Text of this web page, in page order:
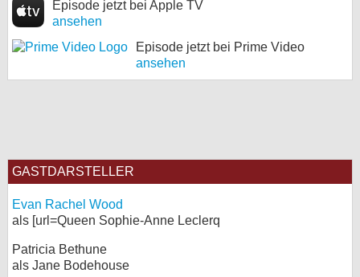
Episode jetzt bei Apple TV
ansehen
Episode jetzt bei Prime Video
ansehen
GASTDARSTELLER
Evan Rachel Wood
als [url=Queen Sophie-Anne Leclerq
Patricia Bethune
als Jane Bodehouse